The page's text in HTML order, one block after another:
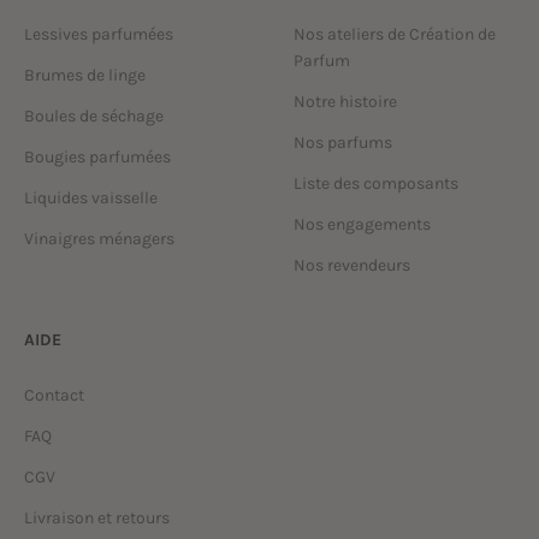
Lessives parfumées
Brumes de linge
Boules de séchage
Bougies parfumées
Liquides vaisselle
Vinaigres ménagers
Nos ateliers de Création de
Parfum
Notre histoire
Nos parfums
Liste des composants
Nos engagements
Nos revendeurs
AIDE
Contact
FAQ
CGV
Livraison et retours